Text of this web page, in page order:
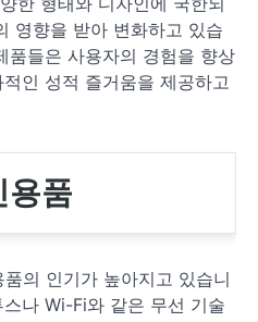
영향을 받아 변화하고 있습
품들은 사용자의 경험을 향상
인 성적 즐거움을 제공하고
용품
의 인기가 높아지고 있습니
나 Wi-Fi와 같은 무선 기술